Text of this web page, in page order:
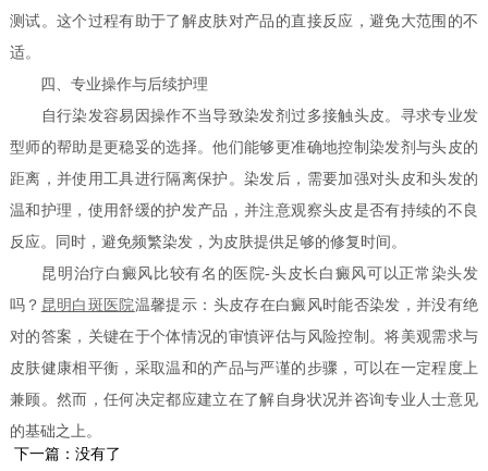
测试。这个过程有助于了解皮肤对产品的直接反应，避免大范围的不
适。
四、专业操作与后续护理
自行染发容易因操作不当导致染发剂过多接触头皮。寻求专业发
型师的帮助是更稳妥的选择。他们能够更准确地控制染发剂与头皮的
距离，并使用工具进行隔离保护。染发后，需要加强对头皮和头发的
温和护理，使用舒缓的护发产品，并注意观察头皮是否有持续的不良
反应。同时，避免频繁染发，为皮肤提供足够的修复时间。
昆明治疗白癜风比较有名的医院-头皮长白癜风可以正常染头发
吗？ 昆明白斑医院温馨提示：头皮存在白癜风时能否染发，并没有绝
对的答案，关键在于个体情况的审慎评估与风险控制。将美观需求与
皮肤健康相平衡，采取温和的产品与严谨的步骤，可以在一定程度上
兼顾。然而，任何决定都应建立在了解自身状况并咨询专业人士意见
的基础之上。
下一篇：没有了